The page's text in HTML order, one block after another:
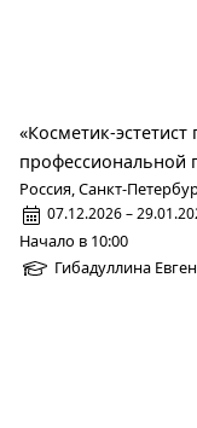
«Косметик-
профессиональной
Россия, Санкт-
07.12.2026 –
Начало в 10:00
Гибадуллина